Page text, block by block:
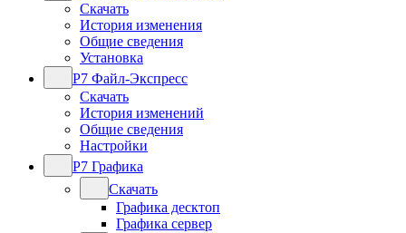
Скачать
История изменения
Общие сведения
Установка
Р7 Файл-Экспресс
Скачать
История изменений
Общие сведения
Настройки
Р7 Графика
Скачать
Графика десктоп
Графика сервер